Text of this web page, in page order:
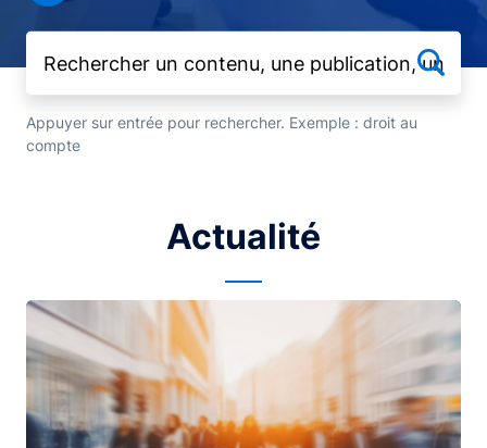
Appuyer sur entrée pour rechercher. Exemple : droit au
compte
Actualité
Image